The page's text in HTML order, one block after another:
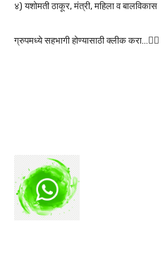
४) यशोमती ठाकूर, मंत्री, महिला व बालविकास
ग्रुपमध्ये सहभागी होण्यासाठी क्लीक करा…👆🏻